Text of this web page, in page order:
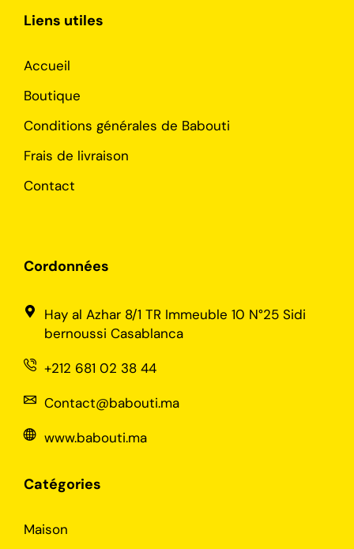
Liens utiles
Accueil
Boutique
Conditions générales de Babouti
Frais de livraison
Contact
Cordonnées
Hay al Azhar 8/1 TR Immeuble 10 N°25 Sidi
bernoussi Casablanca
+212 681 02 38 44
Contact@babouti.ma
www.babouti.ma
Catégories
Maison